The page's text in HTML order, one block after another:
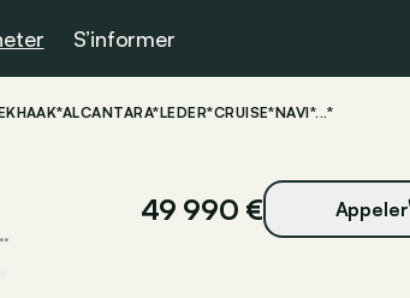
S’informer
49 990 € Appeler